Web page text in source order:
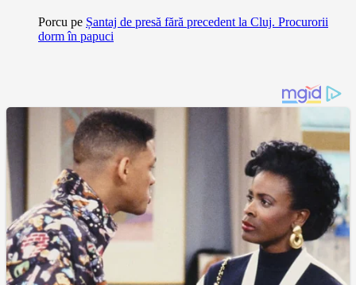
Porcu pe Șantaj de presă fără precedent la Cluj. Procurorii
dorm în papuci